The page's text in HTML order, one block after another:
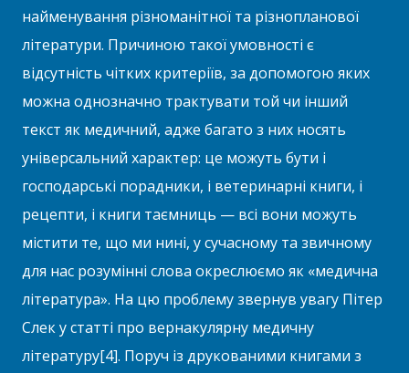
найменування різноманітної та різнопланової
літератури. Причиною такої умовності є
відсутність чітких критеріїв, за допомогою яких
можна однозначно трактувати той чи інший
текст як медичний, адже багато з них носять
універсальний характер: це можуть бути і
господарські порадники, і ветеринарні книги, і
рецепти, і книги таємниць — всі вони можуть
містити те, що ми нині, у сучасному та звичному
для нас розумінні слова окреслюємо як «медична
література». На цю проблему звернув увагу Пітер
Слек у статті про вернакулярну медичну
літературу[4]. Поруч із друкованими книгами з